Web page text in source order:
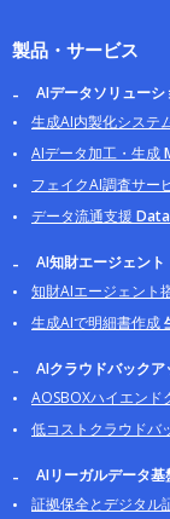
製品・サービス
AIデータソリューシ
生成AI内製化システ
AIデータ加工・生成
フェイクAI調査サー
データ流通支援
AI知財エージェント
知財AIエージェント
生成AIで明細書作成
AIクラウドバックア
AOSBOXハイエンド
低コストクラウドバ
AIリーガルデータ基
証拠保全とデジタル